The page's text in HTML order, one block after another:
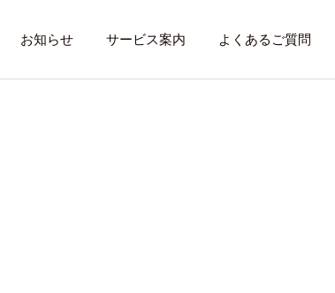
お知らせ サービス案内 よくあるご質問